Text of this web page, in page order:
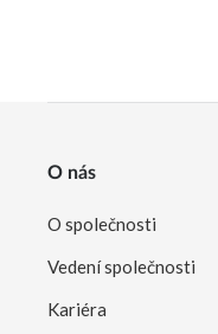
O nás
O společnosti
Vedení společnosti
Kariéra